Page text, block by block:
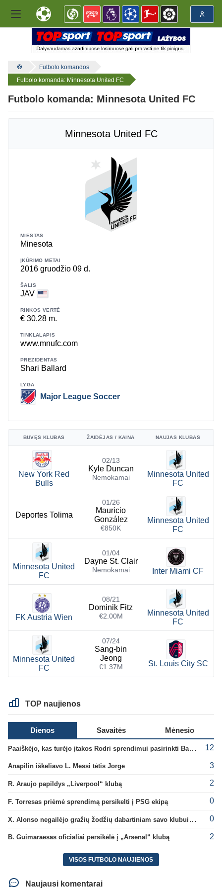
Futbolo komandos
Futbolo komanda: Minnesota United FC
Futbolo komanda: Minnesota United FC
Minnesota United FC
MIESTAS
Minesota
ĮKŪRIMO METAI
2016 gruodžio 09 d.
ŠALIS
JAV
RINKOS VERTĖ
€ 30.28 m.
TINKLALAPIS
www.mnufc.com
PREZIDENTAS
Shari Ballard
LYGA
Major League Soccer
BUVĘS KLUBAS ŽAIDĖJAS / KAINA NAUJAS KLUBAS
New York Red
Bulls
02/13
Kyle Duncan
Nemokamai
Minnesota United
FC
Deportes Tolima
01/26
Mauricio
González
€850K
Minnesota United
FC
Minnesota United
FC
01/04
Dayne St. Clair
Nemokamai Inter Miami CF
FK Austria Wien
08/21
Dominik Fitz
€2.00M
Minnesota United
FC
Minnesota United
FC
07/24
Sang-bin
Jeong
€1.37M St. Louis City SC
TOP naujienos
Dienos Savaitės Mėnesio
Paaiškėjo, kas turėjo įtakos Rodri sprendimui pasirinkti Barselonos pusę 12
Anapilin iškeliavo L. Messi tėtis Jorge 3
R. Araujo papildys „Liverpool“ klubą 2
F. Torresas priėmė sprendimą persikelti į PSG ekipą 0
X. Alonso negailėjo gražių žodžių dabartiniam savo klubui „Chelsea“ 0
B. Guimaraesas oficialiai persikėlė į „Arsenal“ klubą 2
VISOS FUTBOLO NAUJIENOS
Naujausi komentarai